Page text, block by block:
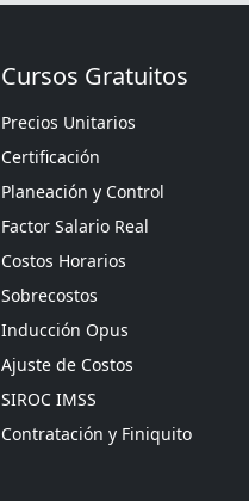
Cursos Gratuitos
Precios Unitarios
Certificación
Planeación y Control
Factor Salario Real
Costos Horarios
Sobrecostos
Inducción Opus
Ajuste de Costos
SIROC IMSS
Contratación y Finiquito